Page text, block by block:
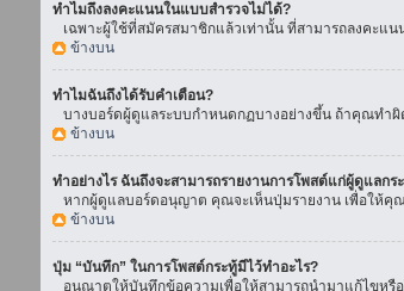
ทำไมถึงลงคะแนนในแบบสำรวจไม่ได้?
เฉพาะผู้ใช้ที่สมัครสมาชิกแล้วเท่านั้น ที่สามารถลงคะแ
ข้างบน
ทำไมฉันถึงได้รับคำเตือน?
บางบอร์ดผู้ดูแลระบบกำหนดกฏบางอย่างขึ้น ถ้าคุณทำ
ข้างบน
ทำอย่างไร ฉันถึงจะสามารถรายงานการโพสต์แก่ผู้ดูแลกร
หากผู้ดูแลบอร์ดอนุญาต คุณจะเห็นปุ่มรายงาน เพื่อให้คุ
ข้างบน
ปุ่ม “บันทึก” ในการโพสต์กระทู้มีไว้ทำอะไร?
อนุณาตให้บันทึกข้อความเพื่อให้สามารถนำมาแก้ไขหรื